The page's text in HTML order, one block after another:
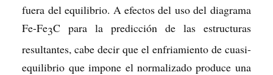
fuera del equilibrio. A efectos del uso del diagrama
Fe-Fe3C para la predicción de las estructuras
resultantes, cabe decir que el enfriamiento de cuasi-
equilibrio que impone el normalizado produce una